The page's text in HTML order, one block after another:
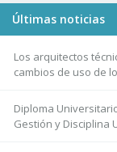
Últimas noticias
Los arquitectos
cambios de uso de
Diploma
Gestión y Disciplina